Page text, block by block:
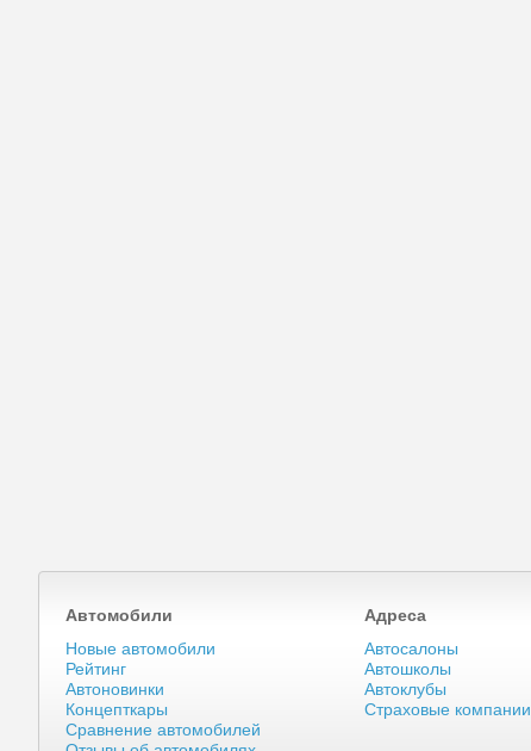
Автомобили Адреса
Новые автомобили
Рейтинг
Автоновинки
Концепткары
Сравнение автомобилей
Автосалоны
Автошколы
Автоклубы
Страховые компании